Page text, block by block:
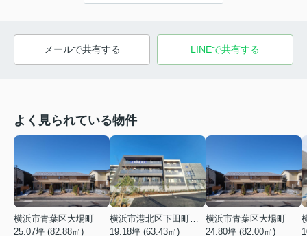
メールで共有する LINEで共有する
よく見られている物件
横浜市青葉区大場町
25.07坪 (82.88㎡)
19.18坪 (63.43㎡)
横浜市青葉区大場町
24.80坪 (82.00㎡)